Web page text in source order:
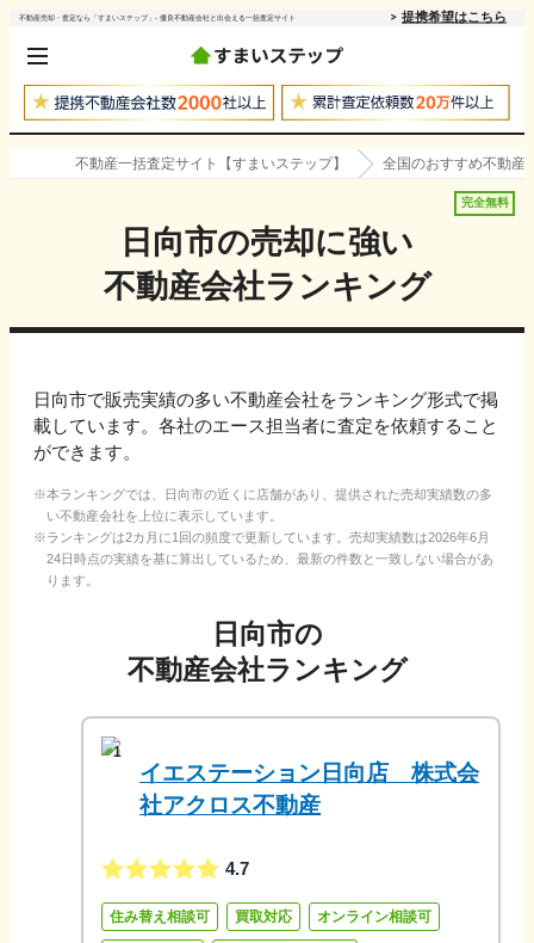
不動産売却・査定なら「すまいステップ」- 優良不動産会社と出会える一括査定サイト 提携希望はこちら
不動産一括査定サイト【すまいステップ】 全国のおすすめ不動産
完全無料
日向市の売却に強い
不動産会社ランキング
日向市で販売実績の多い不動産会社をランキング形式で掲
載しています。各社のエース担当者に査定を依頼すること
ができます。
本ランキングでは、 日向市の近くに店舗があり、提供された売却実績数の多
い不動産会社を上位に表示しています。
ランキングは2カ月に1回の頻度で更新しています。売却実績数は2026年6月
24日時点の実績を基に算出しているため、最新の件数と一致しない場合があ
ります。
日向市の
不動産会社ランキング
1
イエステーション日向店 株式会
社アクロス不動産
4.7
住み替え相談可 買取対応 オンライン相談可